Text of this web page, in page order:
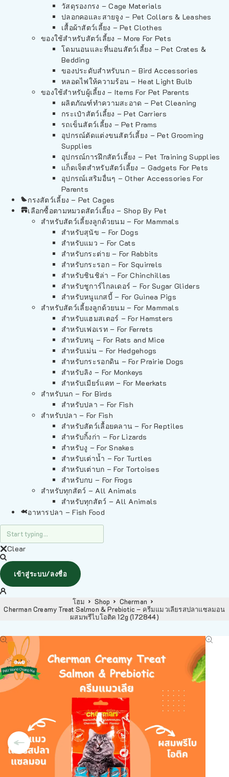
วัสดุรองกรง – Cage Materials
ปลอกคอและสายจูง – Pet Collars & Leashes
เสื้อผ้าสัตว์เลี้ยง – Pet Clothes
ของใช้สำหรับสัตว์เลี้ยง – More For Pets
โดมนอนและที่นอนสัตว์เลี้ยง – Pet Crates &
Bedding
ของประดับสำหรับนก – Bird Accessories
หลอดไฟให้ความร้อน – Heat Light Bulb
ของใช้สำหรับผู้เลี้ยง – Items For Pet Parents
ผลิตภัณฑ์ทำความสะอาด – Pet Cleaning
กระเป๋าสัตว์เลี้ยง – Pet Carriers
รถเข็นสัตว์เลี้ยง – Pet Prams
อุปกรณ์ตัดแต่งขนสัตว์เลี้ยง – Pet Grooming
Supplies
อุปกรณ์การฝึกสัตว์เลี้ยง – Pet Training Supplies
แก็ดเจ็ตสำหรับสัตว์เลี้ยง – Gadgets For Pets
อุปกรณ์เสริมอื่นๆ – Other Accessories For
Parents
กรงสัตว์เลี้ยง – Pet Cages
เลือกซื้อตามหมวดสัตว์เลี้ยง – Shop By Pet
สำหรับสัตว์เลี้ยงลูกด้วยนม – For Mammals
สำหรับสุนัข – For Dogs
สำหรับแมว – For Cats
สำหรับกระต่าย – For Rabbits
สำหรับกระรอก – For Squirrels
สำหรับชินชิล่า – For Chinchillas
สำหรับชูการ์ไกลเดอร์ – For Sugar Gliders
สำหรับหนูแกสบี้ – For Guinea Pigs
สำหรับสัตว์เลี้ยงลูกด้วยนม – For Mammals
สำหรับแฮมสเตอร์ – For Hamsters
สำหรับเฟอเรท – For Ferrets
สำหรับหนู – For Rats and Mice
สำหรับเม่น – For Hedgehogs
สำหรับกระรอกดิน – For Prairie Dogs
สำหรับลิง – For Monkeys
สำหรับเมียร์แคท – For Meerkats
สำหรับนก – For Birds
สำหรับปลา – For Fish
สำหรับปลา – For Fish
สำหรับสัตว์เลื้อยคลาน – For Reptiles
สำหรับกิ้งก่า – For Lizards
สำหรับงู – For Snakes
สำหรับเต่าน้ำ – For Turtles
สำหรับเต่าบก – For Tortoises
สำหรับกบ – For Frogs
สำหรับทุกสัตว์ – All Animals
สำหรับทุกสัตว์ – All Animals
อาหารปลา – Fish Food
Clear
เข้าสู่ระบบ/ลงชื่อ
โฮม Shop
Cherman
Cherman Creamy Treat Salmon & Prebiotic – ครีมแมวเลียรสปลาแซลมอน
ผสมพรีไบโอติค 12g (172844)